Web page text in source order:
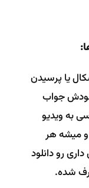
یا پرسیدن
جواب
به ویدیو
میشه هر
رو دانلود
شده.